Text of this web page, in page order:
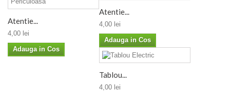
Atentie...
4,00 lei
Adauga in Cos
Atentie...
4,00 lei
Adauga in Cos
Tablou...
4,00 lei